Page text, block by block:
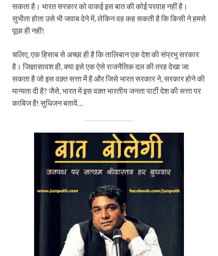
सकता है। भारत सरकार को वाकई इस बात की कोई परवाह नहीं है।
सुभीता होता उसे भी जवाब देने में, लेकिन वह कह सकती है कि किसी ने हमसे
पूछा ही नहीं!
चलिए, एक हिसाब से अच्छा ही है कि तालिबान एक देश की संप्रभु सरकार
है। जिज्ञासावश ही, क्या इसे एक ऐसे राजनैतिक दल की तरह देखा जा
सकता है जो इस वक़्त सत्ता में है और जिसे भारत सरकार ने, सरकार होने की
मान्यता दी है? जैसे, भारत में इस वक़्त भारतीय जनता पार्टी देश की सत्ता पर
काबिज है! सुधिजन बतावें…